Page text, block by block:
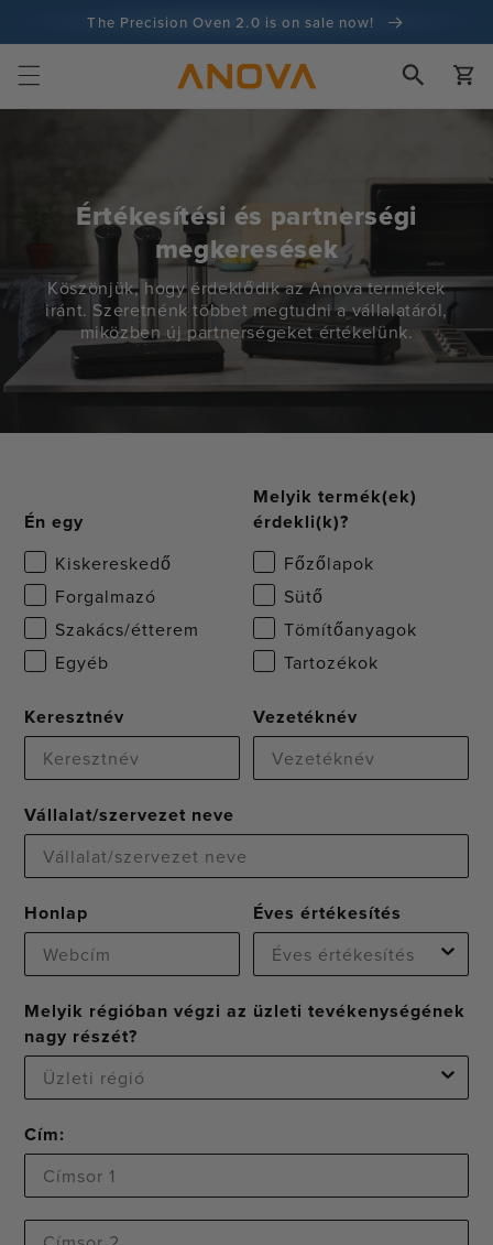
tartalomraThe Precision Oven 2.0 is on sale now!
100 napos pénzvisszafizetési garancia
100+ millió szakács és egyre több
Kosár
Értékesítési és partnerségi
megkeresések
Köszönjük, hogy érdeklődik az Anova termékek
iránt. Szeretnénk többet megtudni a vállalatáról,
miközben új partnerségeket értékelünk.
Én egy
Kiskereskedő
Forgalmazó
Szakács/étterem
Egyéb
Melyik termék(ek)
érdekli(k)?
Főzőlapok
Sütő
Tömítőanyagok
Tartozékok
Keresztnév Vezetéknév
Vállalat/szervezet neve
Honlap Éves értékesítés
Melyik régióban végzi az üzleti tevékenységének
nagy részét?
Cím:
Címsor 2